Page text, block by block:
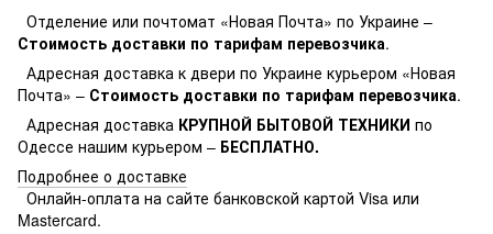
Отделение или почтомат «Новая Почта» по Украине –
Стоимость доставки по тарифам перевозчика.
Адресная доставка к двери по Украине курьером «Новая
Почта» – Стоимость доставки по тарифам перевозчика.
Адресная доставка КРУПНОЙ БЫТОВОЙ ТЕХНИКИ по
Одессе нашим курьером – БЕСПЛАТНО.
Подробнее о доставке
Онлайн-оплата на сайте банковской картой Visa или
Mastercard.